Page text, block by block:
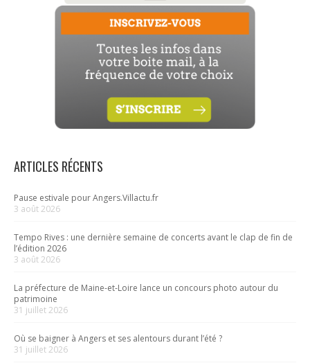
ARTICLES RÉCENTS
Pause estivale pour Angers.Villactu.fr
3 août 2026
Tempo Rives : une dernière semaine de concerts avant le clap de fin de
l’édition 2026
3 août 2026
La préfecture de Maine-et-Loire lance un concours photo autour du
patrimoine
31 juillet 2026
Où se baigner à Angers et ses alentours durant l’été ?
31 juillet 2026